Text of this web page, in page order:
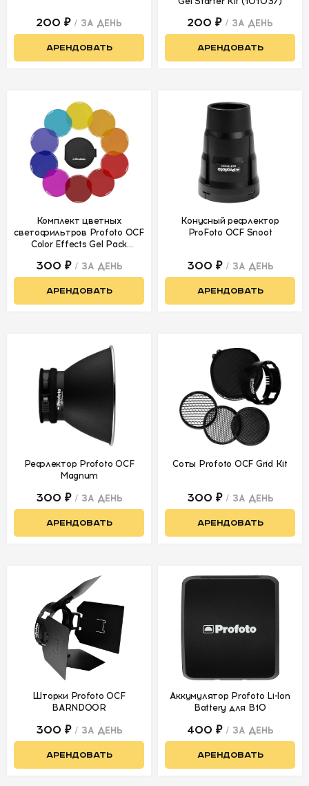
Постоянный
Импульсный
Вспышки
Profoto
Фотовспышки
накамерные и
аксессуары
Стойки
Фермы и
аксессуары
МЕРОПРИЯТИЙ
АРЕНДА
СВЕТОБАЗА
ДОСТАВКА
УСЛОВИЯ
КОНТАКТЫ
200 ₽ / ЗА ДЕНЬ
АРЕНДОВАТЬ
200 ₽ / ЗА ДЕНЬ
АРЕНДОВАТЬ
Комплект цветных
светофильтров Profoto OCF
Color Effects Gel Pack
300 ₽ / ЗА ДЕНЬ
АРЕНДОВАТЬ
Конусный рефлектор
ProFoto OCF Snoot
300 ₽ / ЗА ДЕНЬ
АРЕНДОВАТЬ
Рефлектор Profoto OCF
Magnum
300 ₽ / ЗА ДЕНЬ
АРЕНДОВАТЬ
Соты Profoto OCF Grid Kit
300 ₽ / ЗА ДЕНЬ
АРЕНДОВАТЬ
Шторки Profoto OCF
BARNDOOR
300 ₽ / ЗА ДЕНЬ
АРЕНДОВАТЬ
Аккумулятор Profoto Li-lon
Battery для B10
400 ₽ / ЗА ДЕНЬ
АРЕНДОВАТЬ